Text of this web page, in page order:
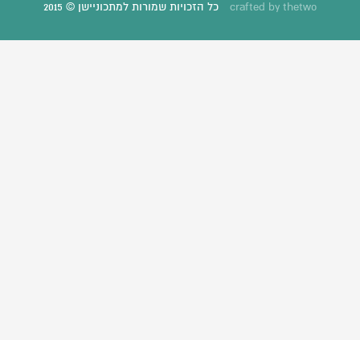
crafted by thetwo כל הזכויות שמורות למתכוניישן © 2015